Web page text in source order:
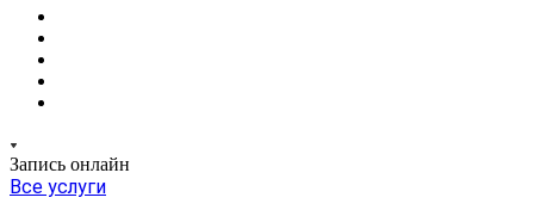
Запись онлайн
Все услуги